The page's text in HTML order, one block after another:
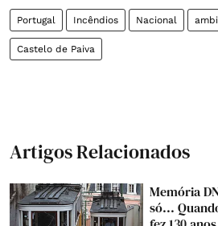
Portugal Incêndios Nacional
Castelo de Paiva
Artigos Relacionados
Memória
só...